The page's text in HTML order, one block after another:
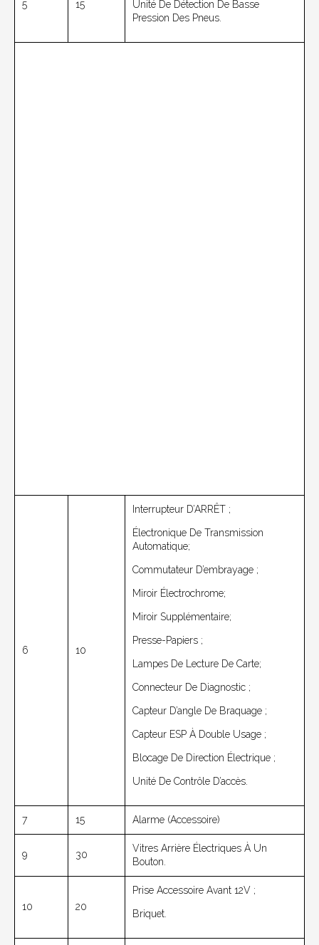
5 15
Unité De Détection De Basse
Pression Des Pneus.
6 10
Interrupteur D’ARRÊT ;
Électronique De Transmission
Automatique;
Commutateur D’embrayage ;
Miroir Électrochrome;
Miroir Supplémentaire;
Presse-Papiers ;
Lampes De Lecture De Carte;
Connecteur De Diagnostic ;
Capteur D’angle De Braquage ;
Capteur ESP À Double Usage ;
Blocage De Direction Électrique ;
Unité De Contrôle D’accès.
7 15 Alarme (accessoire)
9 30
Vitres Arrière Électriques À Un
Bouton.
10 20
Prise Accessoire Avant 12V ;
Briquet.